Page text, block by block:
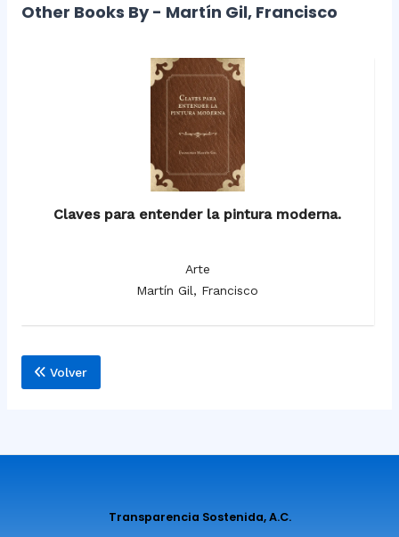
Other Books By - Martín Gil, Francisco
Claves para entender la pintura moderna.
Arte
Martín Gil, Francisco
Volver
Transparencia Sostenida, A.C.